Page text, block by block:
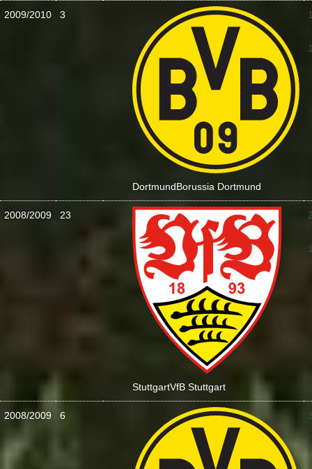
2009/2010 3
DortmundBorussia Dortmund
:
2008/2009 23
StuttgartVfB Stuttgart
:
2008/2009 6
: